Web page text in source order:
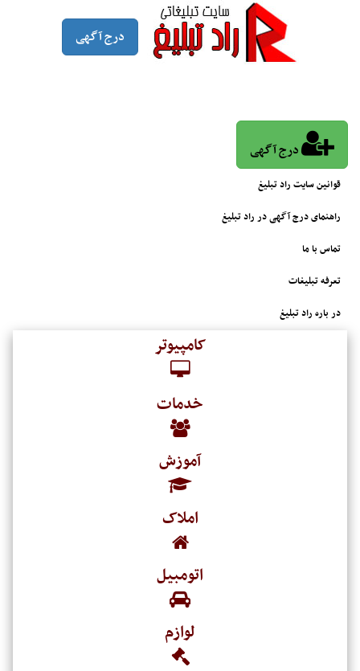
درج آگهی
درج آگهی
قوانین سایت راد تبلیغ
راهنمای درج آگهی در راد تبلیغ
تماس با ما
تعرفه تبلیغات
در باره راد تبلیغ
کامپیوتر
خدمات
آموزش
املاک
اتومبیل
لوازم